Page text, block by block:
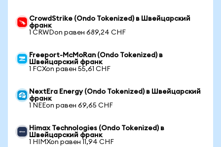
CrowdStrike (Ondo Tokenized) в Швейцарский
франк
1 CRWDon равен 689,24 CHF
Freeport-McMoRan (Ondo Tokenized) в
Швейцарский франк
1 FCXon равен 55,61 CHF
NextEra Energy (Ondo Tokenized) в Швейцарский
франк
1 NEEon равен 69,65 CHF
Himax Technologies (Ondo Tokenized) в
Швейцарский франк
1 HIMXon равен 11,94 CHF